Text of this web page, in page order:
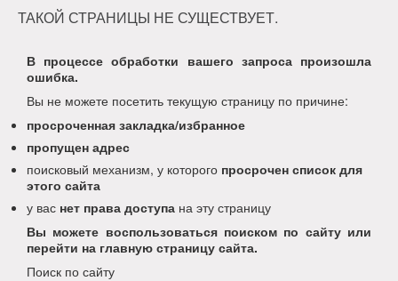
ТАКОЙ СТРАНИЦЫ НЕ СУЩЕСТВУЕТ.
В процессе обработки вашего запроса произошла
ошибка.
Вы не можете посетить текущую страницу по причине:
просроченная закладка/избранное
пропущен адрес
поисковый механизм, у которого просрочен список для
этого сайта
у вас нет права доступа на эту страницу
Вы можете воспользоваться поиском по сайту или
перейти на главную страницу сайта.
Поиск по сайту